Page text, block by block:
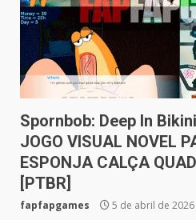
Spornbob: Deep In
JOGO VISUAL NOVEL
ESPONJA CALÇA
[PTBR]
fapfapgames 5 de abril de 2026